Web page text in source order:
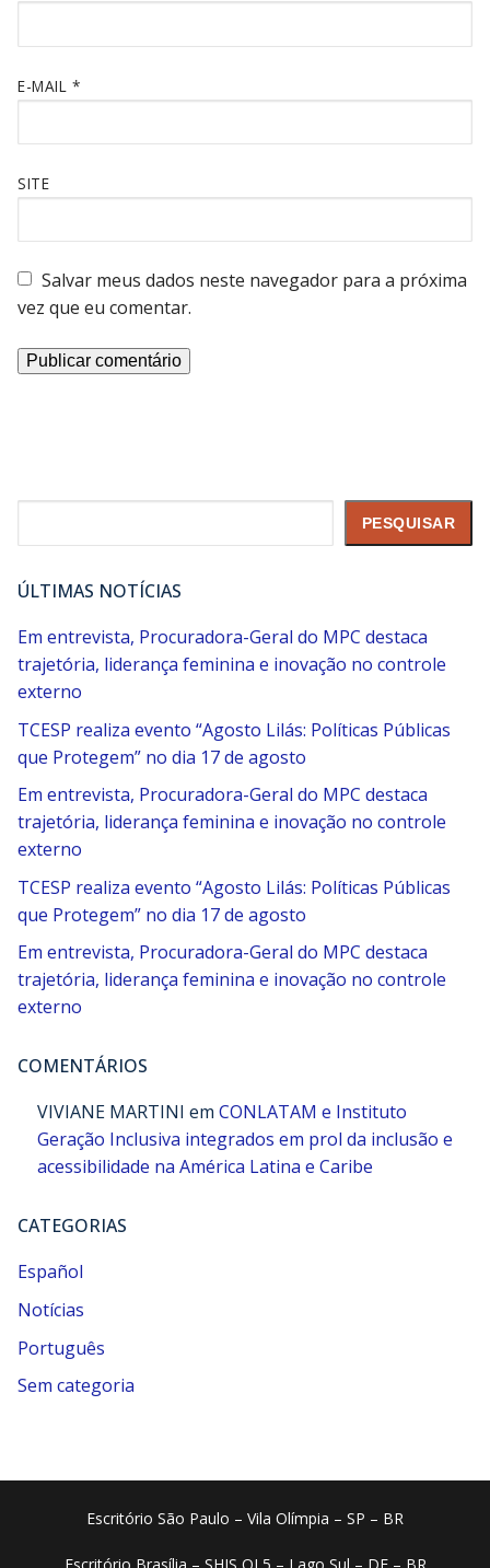
E-MAIL *
SITE
Salvar meus dados neste navegador para a próxima
vez que eu comentar.
PESQUISAR
ÚLTIMAS NOTÍCIAS
Em entrevista, Procuradora-Geral do MPC destaca
trajetória, liderança feminina e inovação no controle
externo
TCESP realiza evento “Agosto Lilás: Políticas Públicas
que Protegem” no dia 17 de agosto
Em entrevista, Procuradora-Geral do MPC destaca
trajetória, liderança feminina e inovação no controle
externo
TCESP realiza evento “Agosto Lilás: Políticas Públicas
que Protegem” no dia 17 de agosto
Em entrevista, Procuradora-Geral do MPC destaca
trajetória, liderança feminina e inovação no controle
externo
COMENTÁRIOS
VIVIANE MARTINI em CONLATAM e Instituto
Geração Inclusiva integrados em prol da inclusão e
acessibilidade na América Latina e Caribe
CATEGORIAS
Español
Notícias
Português
Sem categoria
Escritório São Paulo – Vila Olímpia – SP – BR